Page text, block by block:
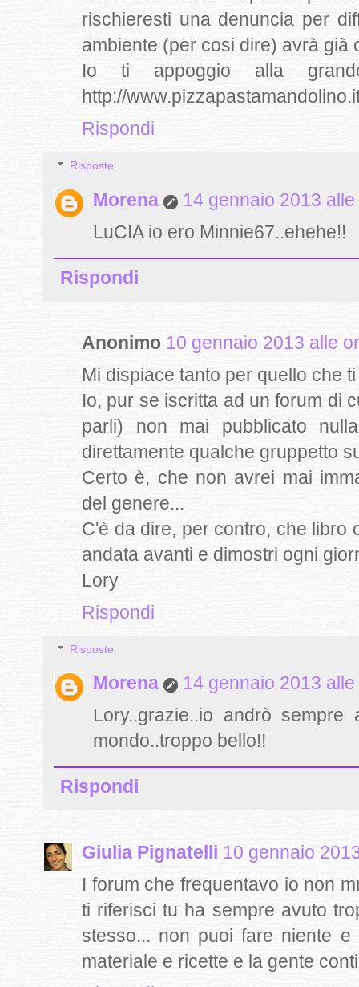
rischieresti una denuncia per
ambiente (per cosi dire) avrà già
Io ti appoggio alla
http://
Rispondi
Risposte
Morena
14 gennaio 2013
LuCIA io ero Minnie67..ehehe!!
Rispondi
Anonimo 10 gennaio 2013 alle
Mi dispiace tanto per quello che
Io, pur se iscritta ad un forum di
parli) non mai pubblicato
direttamente qualche gruppetto
Certo è, che non avrei mai
del genere...
C'è da dire, per contro, che libro
andata avanti e dimostri ogni
Lory
Rispondi
Risposte
Morena
14 gennaio 2013
Lory..grazie..io andrò
mondo..troppo bello!!
Rispondi
Giulia Pignatelli 10 gennaio
I forum che frequentavo io non
ti riferisci tu ha sempre avuto
stesso... non puoi fare niente
materiale e ricette e la gente